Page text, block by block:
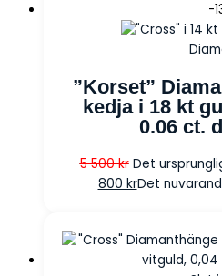
-
”Korset”
kedja i 18 kt
0.06 ct.
5 500kr Det
800 krDet